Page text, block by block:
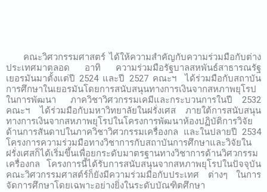
คณะวิศวกรรมศาสตร์ ได้ให้ความสำคัญกับความร่วมมือกับต่าง
ประเทศมาตลอด อาทิ ความร่วมมือรัฐบาลสหพันธ์สาธารณรัฐ
เยอรมันมาตั้งแต่ปี 2524 และปี 2527 คณะฯ ได้ร่วมมือกับสถาบัน
การศึกษาในเยอรมันโดยการสนับสนุนทางการเงินจากสหภาพยุโรป
ในการพัฒนา ภาควิชาวิศวกรรมเคมีและกระบวนการในปี 2532
คณะฯ ได้ร่วมมือกับมหาวิทยาลัยในฝรั่งเศส ภายใต้การสนับสนุน
ทางการเงินจากสหภาพยุโรปในโครงการพัฒนาห้องปฏิบัติการวิจัย
ด้านการสันดาปในภาควิชาวิศวกรรมเครื่องกล และในปลายปี 2534
โครงการความร่วมมือทางวิชาการกับสถาบันการศึกษาและวิจัยใน
ฝรั่งเศสก็ได้เริ่มขึ้นเพื่อยกระดับมาตรฐานทางวิชาการด้านวิศวกรรม
เครื่องกล โครงการนี้ได้รับการสนับสนุนจากสหภาพยุโรปในปัจจุบัน
คณะวิศวกรรมศาสต์ร์ก็ยังมีความร่วมมือกับประเทศ ต่างๆ ในการ
จัดการศึกษาโดยเฉพาะอย่างยิ่งในระดับบัณฑิตศึกษา